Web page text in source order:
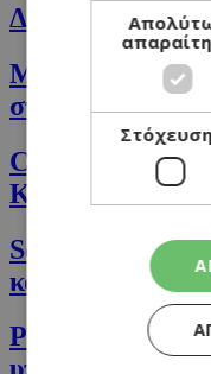
Δάφνη: η
Μανιτάρια: 4+1
στη διατροφή
Cajun
Καραϊβικής
Sour cream: Το
κουζίνα μας
Parsnip, δαυκί